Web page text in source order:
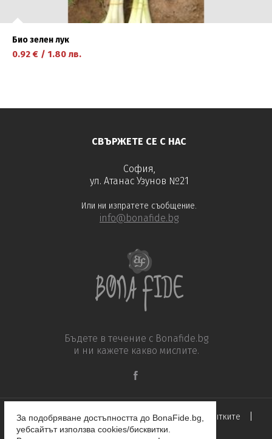
Био зелен лук
0.92 € / 1.80 лв.
СВЪРЖЕТЕ СЕ С НАС
София,
ул. Атанас Узунов №21
Или ни изпратете съобщение.
info@bonafide.bg
Бъдете в течение с Bonafide.bg
и ни кажете какво мислите.
Общи условия | Устав | Политика за бисквитките
Условия за доставка
За подобряване достъпността до BonaFide.bg,
уебсайтът използва cookies/бисквитки.